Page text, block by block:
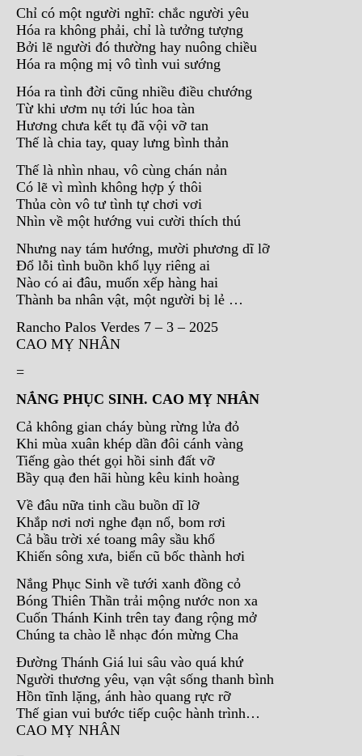
Chỉ có một người nghĩ: chắc người yêu
Hóa ra không phải, chỉ là tưởng tượng
Bởi lẽ người đó thường hay nuông chiều
Hóa ra mộng mị vô tình vui sướng
Hóa ra tình đời cũng nhiều điều chướng
Từ khi ươm nụ tới lúc hoa tàn
Hương chưa kết tụ đã vội vỡ tan
Thế là chia tay, quay lưng bình thản
Thế là nhìn nhau, vô cùng chán nản
Có lẽ vì mình không hợp ý thôi
Thủa còn vô tư tình tự chơi vơi
Nhìn về một hướng vui cười thích thú
Nhưng nay tám hướng, mười phương dĩ lỡ
Đổ lỗi tình buồn khổ lụy riêng ai
Nào có ai đâu, muốn xếp hàng hai
Thành ba nhân vật, một người bị lẻ …
Rancho Palos Verdes 7 – 3 – 2025
CAO MỴ NHÂN
=
NẮNG PHỤC SINH. CAO MỴ NHÂN
Cả không gian cháy bùng rừng lửa đỏ
Khi mùa xuân khép dần đôi cánh vàng
Tiếng gào thét gọi hồi sinh đất vỡ
Bầy quạ đen hãi hùng kêu kinh hoàng
Về đâu nữa tinh cầu buồn dĩ lỡ
Khắp nơi nơi nghe đạn nổ, bom rơi
Cả bầu trời xé toang mây sầu khổ
Khiến sông xưa, biển cũ bốc thành hơi
Nắng Phục Sinh về tưới xanh đồng cỏ
Bóng Thiên Thần trải mộng nước non xa
Cuốn Thánh Kinh trên tay đang rộng mở
Chúng ta chào lễ nhạc đón mừng Cha
Đường Thánh Giá lui sâu vào quá khứ
Người thương yêu, vạn vật sống thanh bình
Hồn tĩnh lặng, ánh hào quang rực rỡ
Thế gian vui bước tiếp cuộc hành trình…
CAO MỴ NHÂN